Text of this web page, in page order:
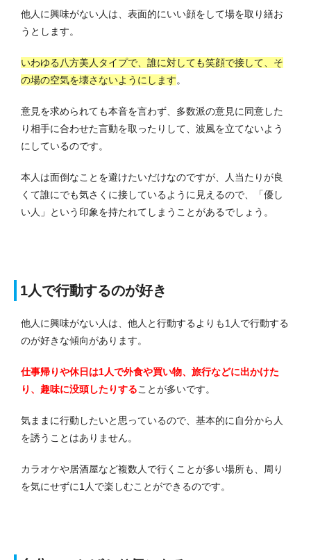
他人に興味がない人は、表面的にいい顔をして場を取り繕お
うとします。
いわゆる八方美人タイプで、誰に対しても笑顔で接して、そ
の場の空気を壊さないようにします。
意見を求められても本音を言わず、多数派の意見に同意した
り相手に合わせた言動を取ったりして、波風を立てないよう
にしているのです。
本人は面倒なことを避けたいだけなのですが、人当たりが良
くて誰にでも気さくに接しているように見えるので、「優し
い人」という印象を持たれてしまうことがあるでしょう。
1人で行動するのが好き
他人に興味がない人は、他人と行動するよりも1人で行動する
のが好きな傾向があります。
仕事帰りや休日は1人で外食や買い物、旅行などに出かけた
り、趣味に没頭したりすることが多いです。
気ままに行動したいと思っているので、基本的に自分から人
を誘うことはありません。
カラオケや居酒屋など複数人で行くことが多い場所も、周り
を気にせずに1人で楽しむことができるのです。